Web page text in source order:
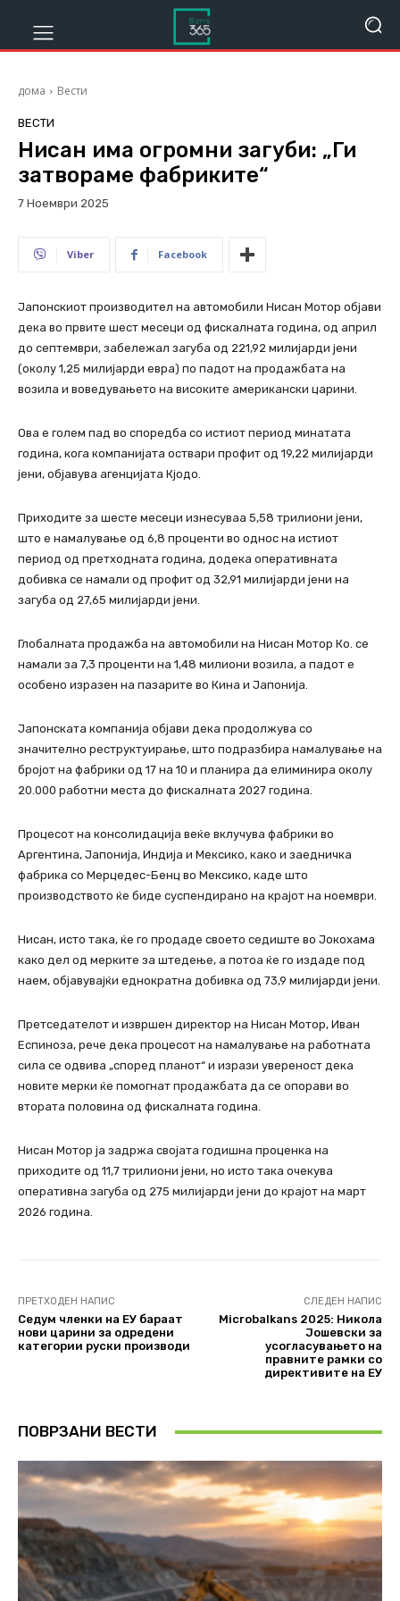
дома Вести
ВЕСТИ
Нисан има огромни загуби: „Ги
затвораме фабриките“
7 Ноември 2025
Viber Facebook
Јапонскиот производител на автомобили Нисан Мотор објави
дека во првите шест месеци од фискалната година, од април
до септември, забележал загуба од 221,92 милијарди јени
(околу 1,25 милијарди евра) по падот на продажбата на
возила и воведувањето на високите американски царини.
Ова е голем пад во споредба со истиот период минатата
година, кога компанијата оствари профит од 19,22 милијарди
јени, објавува агенцијата Кјодо.
Приходите за шесте месеци изнесуваа 5,58 трилиони јени,
што е намалување од 6,8 проценти во однос на истиот
период од претходната година, додека оперативната
добивка се намали од профит од 32,91 милијарди јени на
загуба од 27,65 милијарди јени.
Глобалната продажба на автомобили на Нисан Мотор Ко. се
намали за 7,3 проценти на 1,48 милиони возила, а падот е
особено изразен на пазарите во Кина и Јапонија.
Јапонската компанија објави дека продолжува со
значително реструктуирање, што подразбира намалување на
бројот на фабрики од 17 на 10 и планира да елиминира околу
20.000 работни места до фискалната 2027 година.
Процесот на консолидација веќе вклучува фабрики во
Аргентина, Јапонија, Индија и Мексико, како и заедничка
фабрика со Мерцедес-Бенц во Мексико, каде што
производството ќе биде суспендирано на крајот на ноември.
Нисан, исто така, ќе го продаде своето седиште во Јокохама
како дел од мерките за штедење, а потоа ќе го издаде под
наем, објавувајќи еднократна добивка од 73,9 милијарди јени.
Претседателот и извршен директор на Нисан Мотор, Иван
Еспиноза, рече дека процесот на намалување на работната
сила се одвива „според планот“ и изрази увереност дека
новите мерки ќе помогнат продажбата да се опорави во
втората половина од фискалната година.
Нисан Мотор ја задржа својата годишна проценка на
приходите од 11,7 трилиони јени, но исто така очекува
оперативна загуба од 275 милијарди јени до крајот на март
2026 година.
ПРЕТХОДЕН НАПИС
Седум членки на ЕУ бараат
нови царини за одредени
категории руски производи
СЛЕДЕН НАПИС
Microbalkans 2025: Никола
Јошевски за
усогласувањето на
правните рамки со
директивите на ЕУ
ПОВРЗАНИ ВЕСТИ